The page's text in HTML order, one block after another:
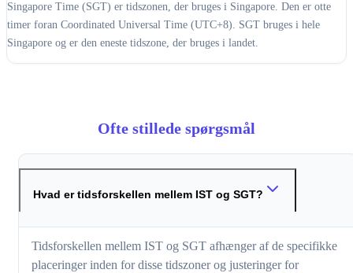
Singapore Time (SGT) er tidszonen, der bruges i Singapore. Den er otte
timer foran Coordinated Universal Time (UTC+8). SGT bruges i hele
Singapore og er den eneste tidszone, der bruges i landet.
Ofte stillede spørgsmål
Hvad er tidsforskellen mellem IST og SGT?
Tidsforskellen mellem IST og SGT afhænger af de specifikke
placeringer inden for disse tidszoner og justeringer for